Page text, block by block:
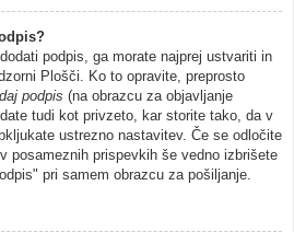
podpis, ga morate najprej ustvariti in
Plošči. Ko to opravite, preprosto
podpis (na obrazcu za objavljanje
tudi kot privzeto, kar storite tako, da v
ustrezno nastavitev. Če se odločite
posameznih prispevkih še vedno izbrišete
pri samem obrazcu za pošiljanje.